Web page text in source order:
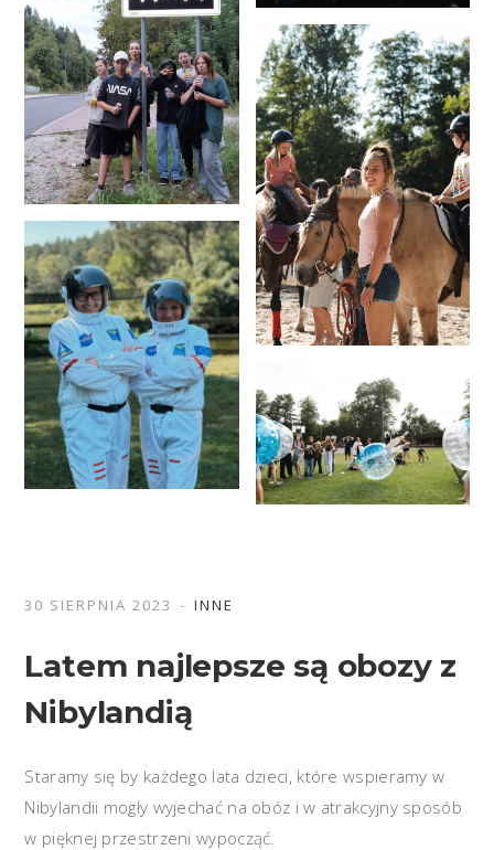
30 SIERPNIA 2023 INNE
Latem najlepsze są obozy z
Nibylandią
Staramy się by każdego lata dzieci, które wspieramy w
Nibylandii mogły wyjechać na obóz i w atrakcyjny sposób
w pięknej przestrzeni wypocząć.